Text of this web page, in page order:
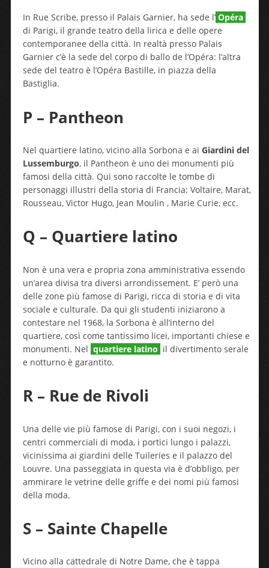
In Rue Scribe, presso il Palais Garnier, ha sede l’ Opéra
di Parigi, il grande teatro della lirica e delle opere
contemporanee della città. In realtà presso Palais
Garnier c’è la sede del corpo di ballo de l’Opéra: l’altra
sede del teatro è l’Opéra Bastille, in piazza della
Bastiglia.
P – Pantheon
Nel quartiere latino, vicino alla Sorbona e ai Giardini del
Lussemburgo, il Pantheon è uno dei monumenti più
famosi della città. Qui sono raccolte le tombe di
personaggi illustri della storia di Francia: Voltaire, Marat,
Rousseau, Victor Hugo, Jean Moulin , Marie Curie, ecc.
Q – Quartiere latino
Non è una vera e propria zona amministrativa essendo
un’area divisa tra diversi arrondissement. E’ però una
delle zone più famose di Parigi, ricca di storia e di vita
sociale e culturale. Da qui gli studenti iniziarono a
contestare nel 1968, la Sorbona è all’interno del
quartiere, così come tantissimo licei, importanti chiese e
monumenti. Nel quartiere latino il divertimento serale
e notturno è garantito.
R – Rue de Rivoli
Una delle vie più famose di Parigi, con i suoi negozi, i
centri commerciali di moda, i portici lungo i palazzi,
vicinissima ai giardini delle Tuileries e il palazzo del
Louvre. Una passeggiata in questa via è d’obbligo, per
ammirare le vetrine delle griffe e dei nomi più famosi
della moda.
S – Sainte Chapelle
Vicino alla cattedrale di Notre Dame, che è tappa